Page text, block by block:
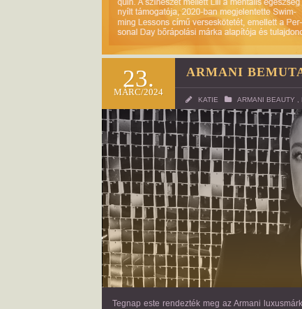
23.
MÁRC/2024
ARMANI
KATIE ARMANI BEAUTY
Tegnap este rendezték meg az Armani